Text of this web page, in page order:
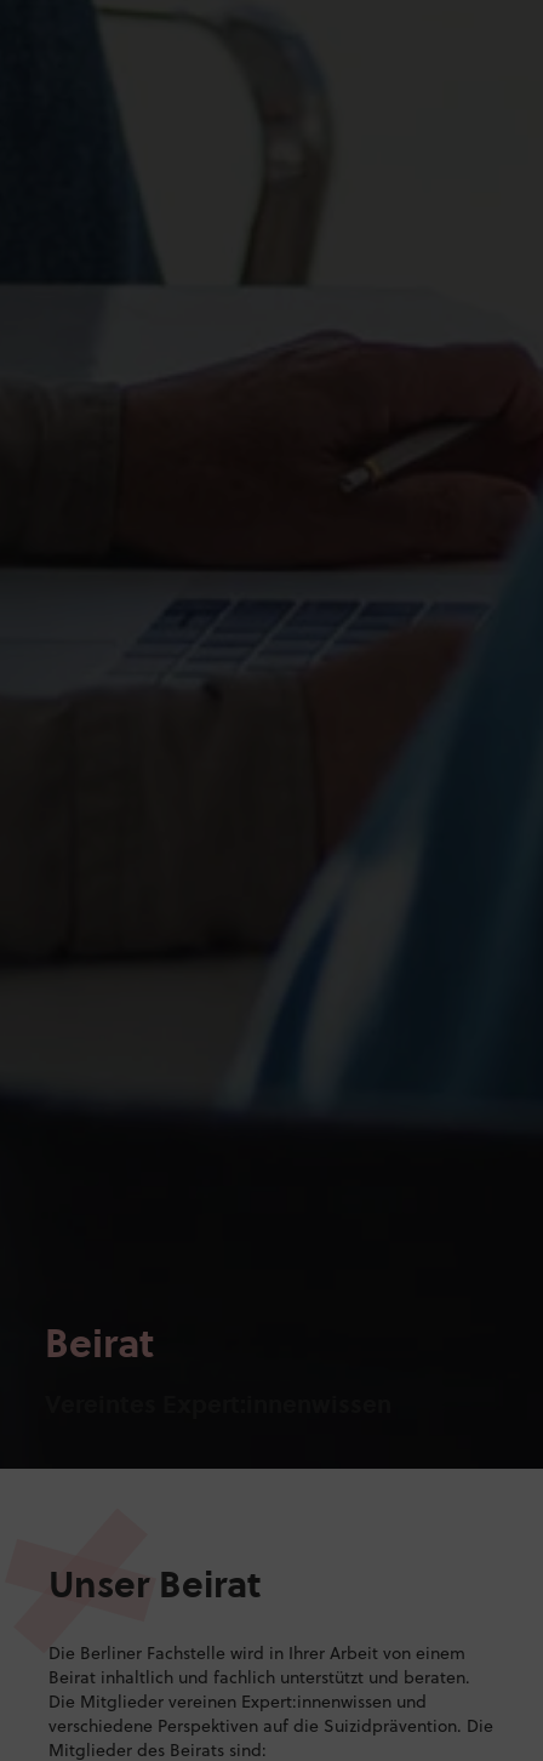
Beirat
Unser Beirat
Die Berliner Fachstelle wird in Ihrer Arbeit von einem
Beirat inhaltlich und fachlich unterstützt und beraten.
Die Mitglieder vereinen Expert:innenwissen und
verschiedene Perspektiven auf die Suizidprävention. Die
Mitglieder des Beirats sind: